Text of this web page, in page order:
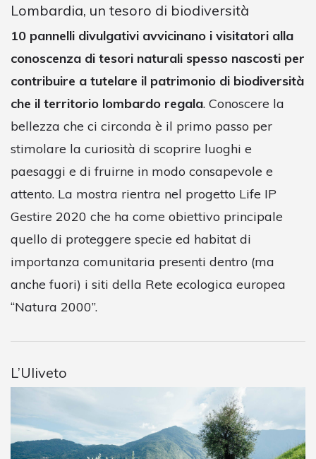
Lombardia, un tesoro di biodiversità
10 pannelli divulgativi avvicinano i visitatori alla
conoscenza di tesori naturali spesso nascosti per
contribuire a tutelare il patrimonio di biodiversità
che il territorio lombardo regala. Conoscere la
bellezza che ci circonda è il primo passo per
stimolare la curiosità di scoprire luoghi e
paesaggi e di fruirne in modo consapevole e
attento. La mostra rientra nel progetto Life IP
Gestire 2020 che ha come obiettivo principale
quello di proteggere specie ed habitat di
importanza comunitaria presenti dentro (ma
anche fuori) i siti della Rete ecologica europea
“Natura 2000”.
L’Uliveto